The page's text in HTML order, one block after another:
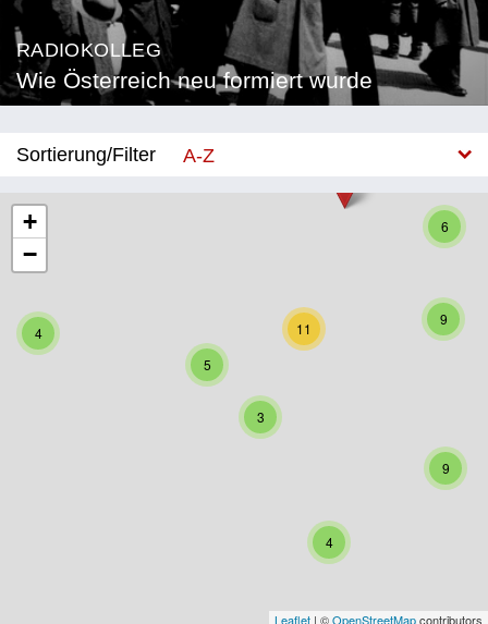
RADIOKOLLEG
Wie Österreich neu formiert wurde
Sortierung/Filter
A-Z
Kärnten
Niederösterreich
Oberösterreich
Vorarlberg
5
4
6
3
9
9
11
4
+
−
Leaflet | ©OpenStreetMapcontributors